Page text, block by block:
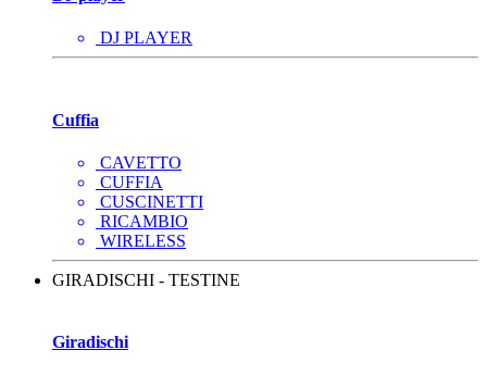
DJ PLAYER
Cuffia
CAVETTO
CUFFIA
CUSCINETTI
RICAMBIO
WIRELESS
GIRADISCHI - TESTINE
Giradischi